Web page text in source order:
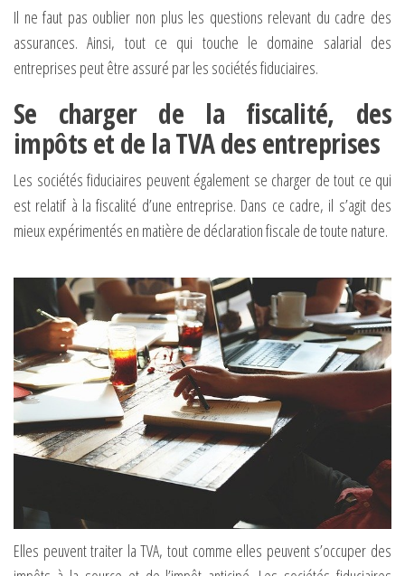
Il ne faut pas oublier non plus les questions relevant du cadre des
assurances. Ainsi, tout ce qui touche le domaine salarial des
entreprises peut être assuré par les sociétés fiduciaires.
Se charger de la fiscalité, des
impôts et de la TVA des entreprises
Les sociétés fiduciaires peuvent également se charger de tout ce qui
est relatif à la fiscalité d’une entreprise. Dans ce cadre, il s’agit des
mieux expérimentés en matière de déclaration fiscale de toute nature.
Elles peuvent traiter la TVA, tout comme elles peuvent s’occuper des